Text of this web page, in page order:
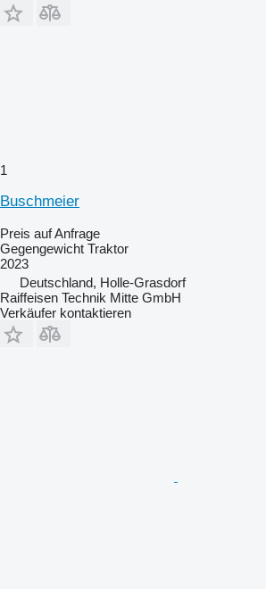
1
Buschmeier
Preis auf Anfrage
Gegengewicht Traktor
2023
Deutschland, Holle-Grasdorf
Raiffeisen Technik Mitte GmbH
Verkäufer kontaktieren